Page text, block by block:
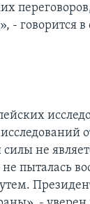
- говорится
не
пыталась